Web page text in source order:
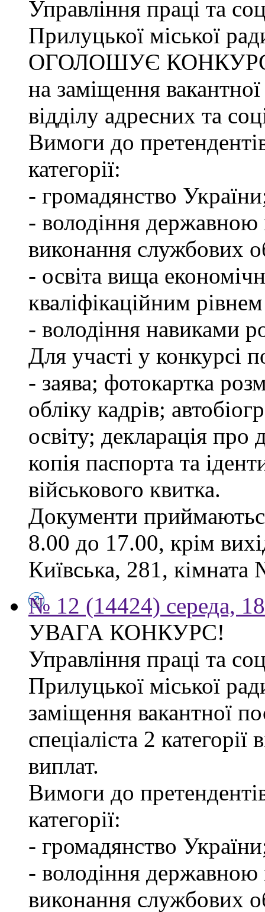
Управління праці та
Прилуцької міської
ОГОЛОШУЄ
на заміщення вакантної
відділу адресних та
Вимоги до
категорії:
- громадянство
- володіння державною
виконання службових
- освіта вища
кваліфікаційним
- володіння навиками
Для участі у конкурсі
- заява; фотокартка
обліку кадрів;
освіту; декларація
копія паспорта та
військового квитка.
Документи
8.00 до 17.00, крім
Київська, 281,
№ 12 (14424) середа,
УВАГА КОНКУРС!
Управління праці та
Прилуцької міської
заміщення вакантної
спеціаліста 2
виплат.
Вимоги до
категорії:
- громадянство
- володіння державною
виконання службових